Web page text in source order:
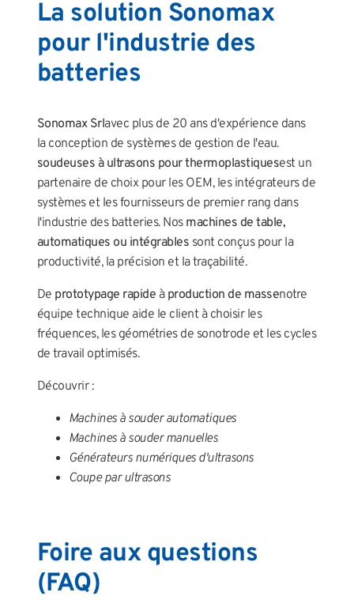
La solution Sonomax
pour l'industrie des
batteries
Sonomax Srlavec plus de 20 ans d'expérience dans
la conception de systèmes de gestion de l'eau.
soudeuses à ultrasons pour thermoplastiquesest un
partenaire de choix pour les OEM, les intégrateurs de
systèmes et les fournisseurs de premier rang dans
l'industrie des batteries. Nos machines de table,
automatiques ou intégrables sont conçus pour la
productivité, la précision et la traçabilité.
De prototypage rapide à production de massenotre
équipe technique aide le client à choisir les
fréquences, les géométries de sonotrode et les cycles
de travail optimisés.
Découvrir :
Machines à souder automatiques
Machines à souder manuelles
Générateurs numériques d'ultrasons
Coupe par ultrasons
Foire aux questions
(FAQ)